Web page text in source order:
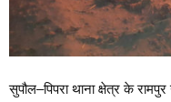
सुपौल–पिपरा थाना क्षेत्र के